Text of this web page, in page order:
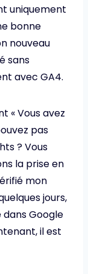
uniquement
bonne
nouveau
sans
avec GA4.
« Vous avez
pas
? Vous
la prise en
mon
jours,
dans Google
il est